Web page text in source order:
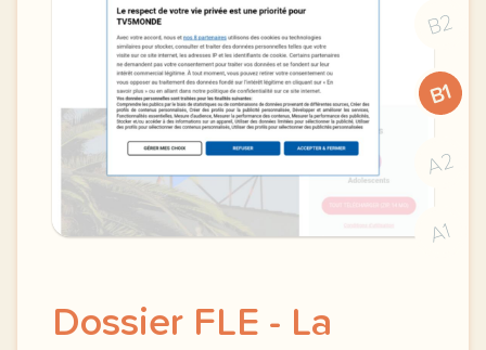
B2
B1
A2
A1
Dossier FLE - La